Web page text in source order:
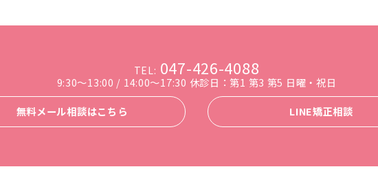
TEL: 047-426-4088
9:30～13:00 / 14:00～17:30 休診日：第1 第3 第5 日曜・祝日
無料メール相談はこちら LINE矯正相談